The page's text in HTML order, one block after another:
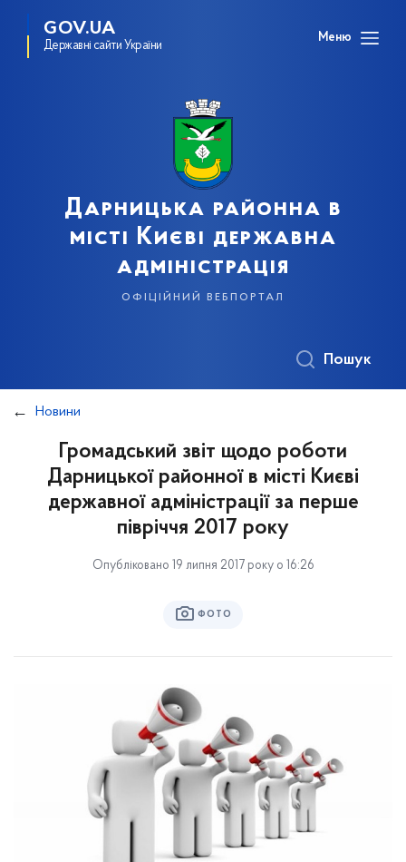
GOV.UA
Державні сайти України
Меню
Дарницька районна в
місті Києві державна
адміністрація
офіційний вебпортал
Пошук
Новини
Громадський звіт щодо роботи
Дарницької районної в місті Києві
державної адміністрації за перше
півріччя 2017 року
Опубліковано 19 липня 2017 року о 16:26
ФОТО